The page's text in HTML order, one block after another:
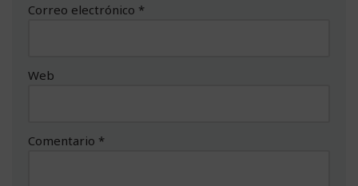
Correo electrónico *
Web
Comentario *